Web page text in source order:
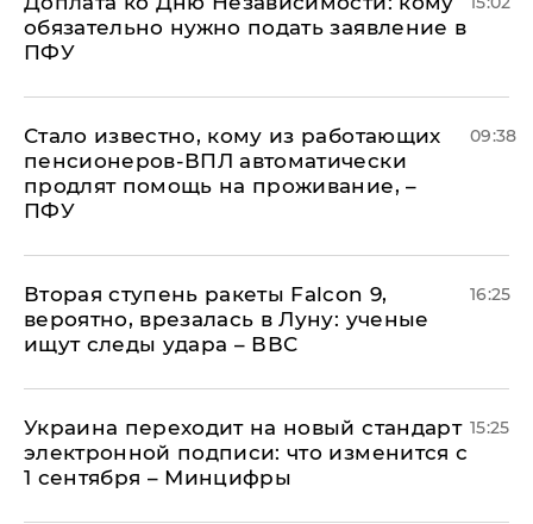
обязательно нужно подать заявление в
ПФУ
Стало известно, кому из работающих
пенсионеров-ВПЛ автоматически
продлят помощь на проживание, –
ПФУ
09:38
Вторая ступень ракеты Falcon 9,
вероятно, врезалась в Луну: ученые
ищут следы удара – ВВС
16:25
Украина переходит на новый стандарт
электронной подписи: что изменится с
1 сентября – Минцифры
15:25